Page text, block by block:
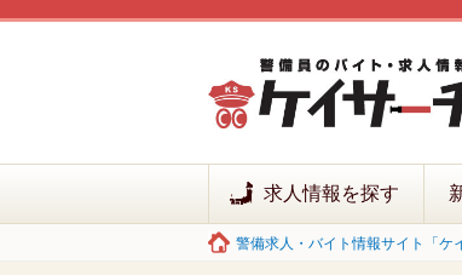
求人情報を探す
警備求人・バイト情報サイト「ケ